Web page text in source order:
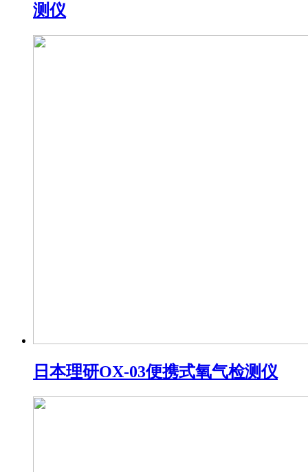
测仪
日本理研OX-03便携式氧气检测仪